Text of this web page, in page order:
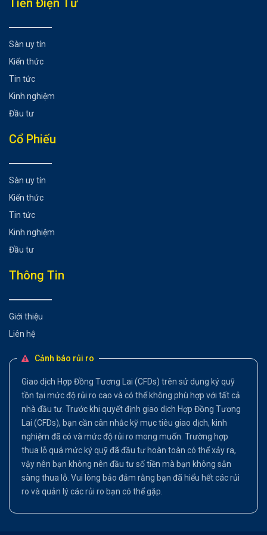
Câu hỏi thường gặp về sản phẩm giao dịch tại
Có thể bạn chưa biết
Tiền Điện Tử
Sàn uy tín
Kiến thức
Tin tức
Kinh nghiệm
Đầu tư
Cổ Phiếu
Sàn uy tín
Kiến thức
Tin tức
Kinh nghiệm
Đầu tư
Thông Tin
Giới thiệu
Liên hệ
Cảnh báo rủi ro
Giao dịch Hợp Đồng Tương Lai (CFDs) trên sử dụng ký quỹ
tồn tại mức độ rủi ro cao và có thể không phù hợp với tất cả
nhà đầu tư. Trước khi quyết định giao dịch Hợp Đồng Tương
Lai (CFDs), bạn cần cân nhắc kỹ mục tiêu giao dịch, kinh
nghiệm đã có và mức độ rủi ro mong muốn. Trường hợp
thua lỗ quá mức ký quỹ đã đầu tư hoàn toàn có thể xảy ra,
vậy nên bạn không nên đầu tư số tiền mà bạn không sẵn
sàng thua lỗ. Vui lòng bảo đảm rằng bạn đã hiểu hết các rủi
ro và quản lý các rủi ro bạn có thể gặp.